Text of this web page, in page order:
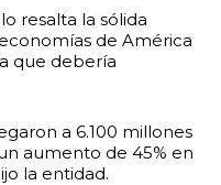
resalta la sólida
de América
que debería
a 6.100 millones
aumento de 45% en
la entidad.